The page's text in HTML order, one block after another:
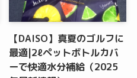
【DAISO】真夏のゴルフに
最適|2ℓペットボトルカバ
ーで快適水分補給（2025